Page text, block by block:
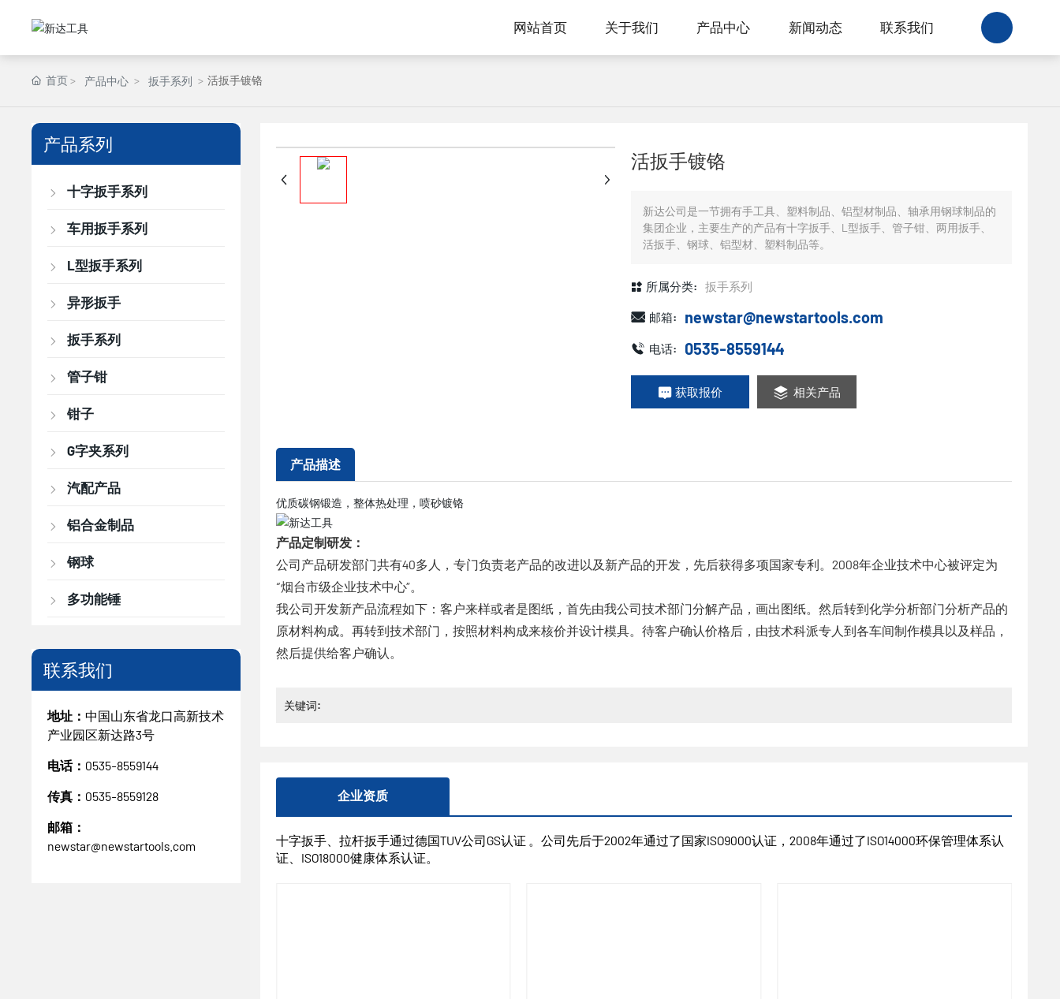
网站首页 关于我们 产品中心 新闻动态 联系我们
首页 产品中心 扳手系列 活扳手镀铬
产品系列
十字扳手系列
车用扳手系列
L型扳手系列
异形扳手
扳手系列
管子钳
钳子
G字夹系列
汽配产品
铝合金制品
钢球
多功能锤
联系我们
地址：中国山东省龙口高新技术
产业园区新达路3号
电话： 0535-8559144
传真： 0535-8559128
邮箱：
newstar@newstartools.com
活扳手镀铬
新达公司是一节拥有手工具、塑料制品、铝型材制品、轴承用钢球制品的
集团企业，主要生产的产品有十字扳手、L型扳手、管子钳、两用扳手、
活扳手、钢球、铝型材、塑料制品等。
所属分类: 扳手系列
邮箱: newstar@newstartools.com
电话: 0535-8559144
获取报价 相关产品
产品描述
优质碳钢锻造，整体热处理，喷砂镀铬
产品定制研发：
公司产品研发部门共有40多人，专门负责老产品的改进以及新产品的开发，先后获得多项国家专利。2008年企业技术中心被评定为
“烟台市级企业技术中心”。
我公司开发新产品流程如下：客户来样或者是图纸，首先由我公司技术部门分解产品，画出图纸。然后转到化学分析部门分析产品的
原材料构成。再转到技术部门，按照材料构成来核价并设计模具。待客户确认价格后，由技术科派专人到各车间制作模具以及样品，
然后提供给客户确认。
关键词:
企业资质
十字扳手、拉杆扳手通过德国TUV公司GS认证 。公司先后于2002年通过了国家ISO9000认证，2008年通过了ISO14000环保管理体系认
证、ISO18000健康体系认证。